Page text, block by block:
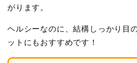
がります。
ヘルシーなのに、結構しっかり目
ットにもおすすめです！